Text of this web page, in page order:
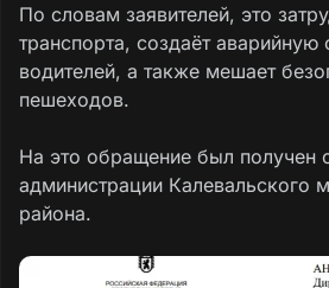
По словам заявителей, это
транспорта, создаёт аварийную
водителей, а также мешает
пешеходов.
На это обращение был получен
администрации Калевальского
района.